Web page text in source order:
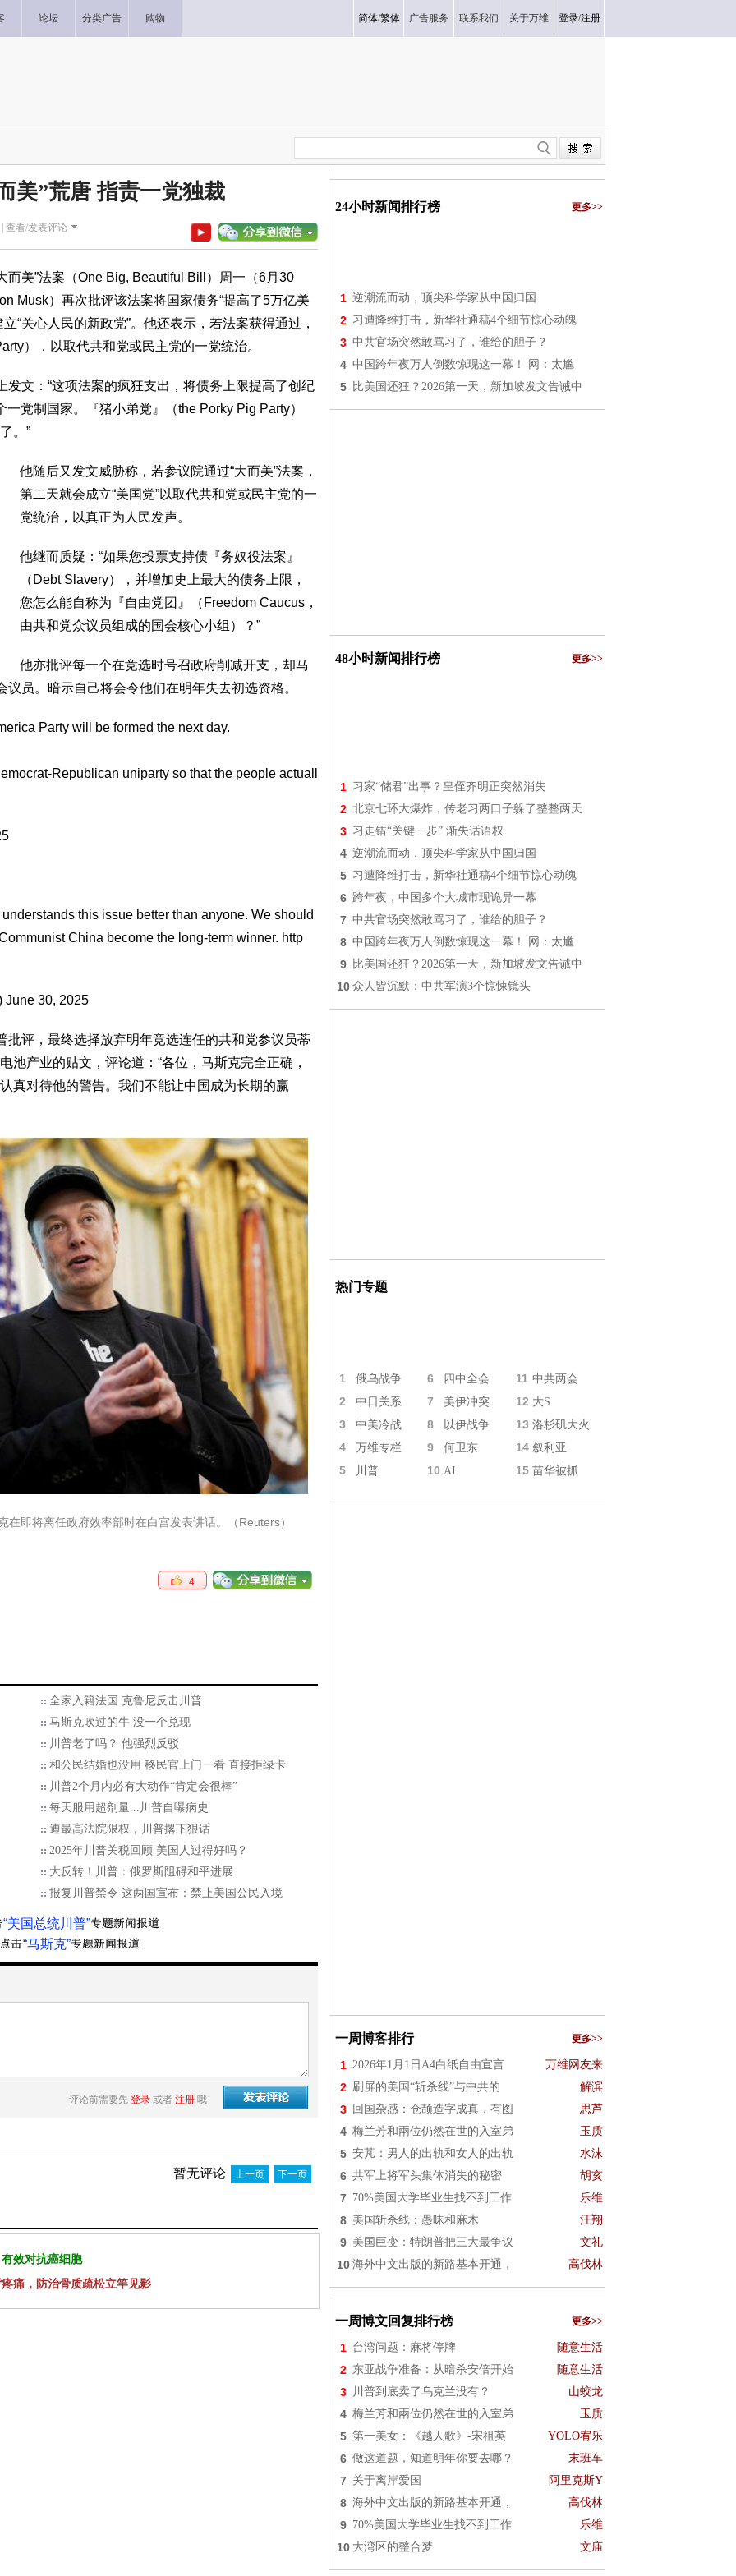
论坛 分类广告 购物 简体/繁体 广告服务 联系我们 关于万维 登录/注册
美”荒唐 指责一党独裁
查看/发表评论
而美”法案（One Big, Beautiful Bill）周一（6月30
Musk）再次批评该法案将国家债务“提高了5万亿美
“关心人民的新政党”。他还表示，若法案获得通过，
），以取代共和党或民主党的一党统治。
文：“这项法案的疯狂支出，将债务上限提高了创纪
党制国家。『猪小弟党』（the Porky Pig Party）
。”
他随后又发文威胁称，若参议院通过“大而美”法案，
第二天就会成立“美国党”以取代共和党或民主党的一
党统治，以真正为人民发声。
他继而质疑：“如果您投票支持债『务奴役法案』
（Debt Slavery），并增加史上最大的债务上限，
您怎么能自称为『自由党团』（Freedom Caucus，
由共和党众议员组成的国会核心小组）？”
他亦批评每一个在竞选时号召政府削减开支，却马
议员。暗示自己将会令他们在明年失去初选资格。
Party will be formed the next day.
Republican uniparty so that the people actuall
this issue better than anyone. We should
China become the long-term winner. http
June 30, 2025
批评，最终选择放弃明年竞选连任的共和党参议员蒂
池产业的贴文，评论道：“各位，马斯克完全正确，
真对待他的警告。我们不能让中国成为长期的赢
即将离任政府效率部时在白宫发表讲话。（Reuters）
4
全家入籍法国 克鲁尼反击川普
马斯克吹过的牛 没一个兑现
川普老了吗？ 他强烈反驳
和公民结婚也没用 移民官上门一看 直接拒绿卡
川普2个月内必有大动作“肯定会很棒”
每天服用超剂量...川普自曝病史
遭最高法院限权，川普撂下狠话
2025年川普关税回顾 美国人过得好吗？
大反转！川普：俄罗斯阻碍和平进展
报复川普禁令 这两国宣布：禁止美国公民入境
“美国总统川普”
“马斯克”
评论前需要先 登录 或者 注册 哦
暂无评论 上一页 下一页
效对抗癌细胞
痛，防治骨质疏松立竿见影
24小时新闻排行榜 更多>>
1 逆潮流而动，顶尖科学家从中国归国
2 习遭降维打击，新华社通稿4个细节惊心动魄
3 中共官场突然敢骂习了，谁给的胆子？
4 中国跨年夜万人倒数惊现这一幕！ 网：太尴
5 比美国还狂？2026第一天，新加坡发文告诫中
48小时新闻排行榜 更多>>
1 习家“储君”出事？皇侄齐明正突然消失
2 北京七环大爆炸，传老习两口子躲了整整两天
3 习走错“关键一步” 渐失话语权
4 逆潮流而动，顶尖科学家从中国归国
5 习遭降维打击，新华社通稿4个细节惊心动魄
6 跨年夜，中国多个大城市现诡异一幕
7 中共官场突然敢骂习了，谁给的胆子？
8 中国跨年夜万人倒数惊现这一幕！ 网：太尴
9 比美国还狂？2026第一天，新加坡发文告诫中
10 众人皆沉默：中共军演3个惊悚镜头
热门专题
1 俄乌战争 6 四中全会 11 中共两会
2 中日关系 7 美伊冲突 12 大S
3 中美冷战 8 以伊战争 13 洛杉矶大火
4 万维专栏 9 何卫东 14 叙利亚
5 川普 10 AI 15 苗华被抓
一周博客排行 更多>>
1 2026年1月1日A4白纸自由宣言 万维网友来
2 刷屏的美国“斩杀线”与中共的 解滨
3 回国杂感：仓颉造字成真，有图 思芦
4 梅兰芳和兩位仍然在世的入室弟 玉质
5 安芃：男人的出轨和女人的出轨 水沫
6 共军上将军头集体消失的秘密 胡亥
7 70%美国大学毕业生找不到工作 乐维
8 美国斩杀线：愚昧和麻木 汪翔
9 美国巨变：特朗普把三大最争议 文礼
10 海外中文出版的新路基本开通， 高伐林
一周博文回复排行榜 更多>>
1 台湾问题：麻将停牌 随意生活
2 东亚战争准备：从暗杀安倍开始 随意生活
3 川普到底卖了乌克兰没有？ 山蛟龙
4 梅兰芳和兩位仍然在世的入室弟 玉质
5 第一美女：《越人歌》-宋祖英 YOLO宥乐
6 做这道题，知道明年你要去哪？ 末班车
7 关于离岸爱国 阿里克斯Y
8 海外中文出版的新路基本开通， 高伐林
9 70%美国大学毕业生找不到工作 乐维
10 大湾区的整合梦 文庙